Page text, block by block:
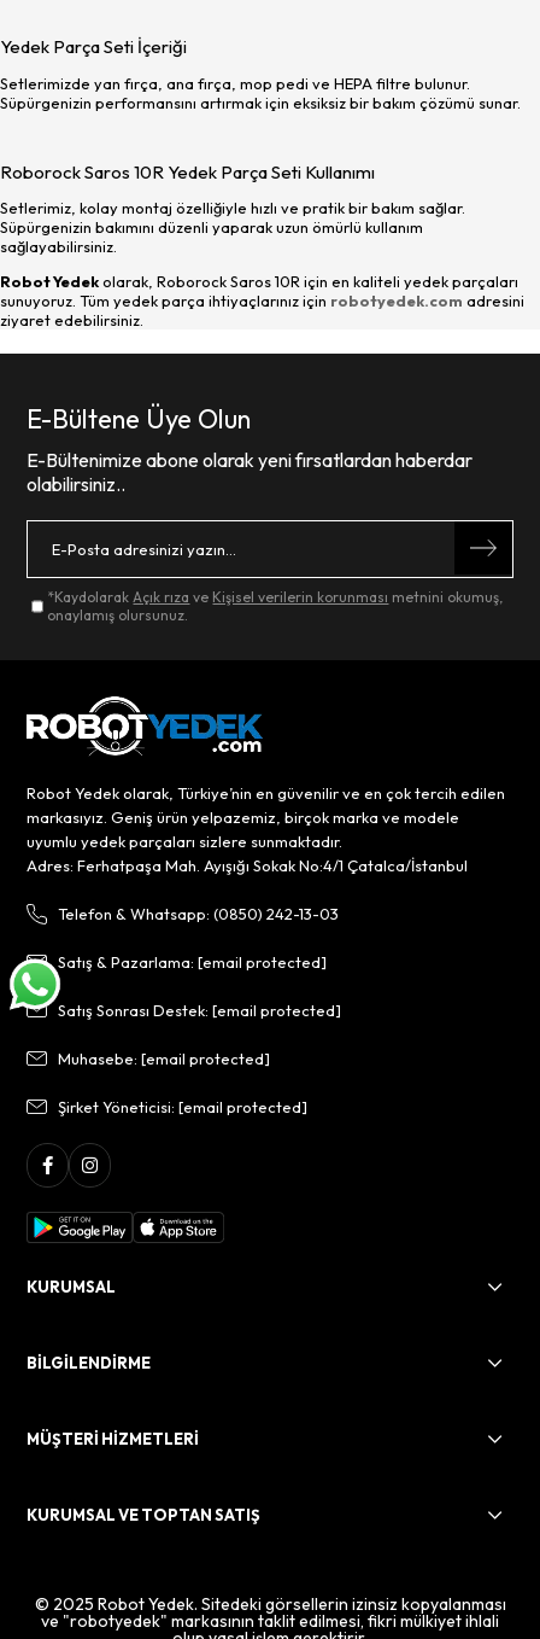
Yedek Parça Seti İçeriği
Setlerimizde yan fırça, ana fırça, mop pedi ve HEPA filtre bulunur.
Süpürgenizin performansını artırmak için eksiksiz bir bakım çözümü sunar.
Roborock Saros 10R Yedek Parça Seti Kullanımı
Setlerimiz, kolay montaj özelliğiyle hızlı ve pratik bir bakım sağlar.
Süpürgenizin bakımını düzenli yaparak uzun ömürlü kullanım
sağlayabilirsiniz.
Robot Yedekolarak, Roborock Saros 10R için en kaliteli yedek parçaları
sunuyoruz. Tüm yedek parça ihtiyaçlarınız için robotyedek.com adresini
ziyaret edebilirsiniz.
E-Bültene Üye Olun
E-Bültenimize abone olarak yeni fırsatlardan haberdar
olabilirsiniz..
*KaydolarakAçık rıza ve Kişisel verilerin korunması metnini okumuş,
onaylamış olursunuz.
Robot Yedek olarak, Türkiye’nin en güvenilir ve en çok tercih edilen
markasıyız. Geniş ürün yelpazemiz, birçok marka ve modele
uyumlu yedek parçaları sizlere sunmaktadır.
Adres: Ferhatpaşa Mah. Ayışığı Sokak No:4/1 Çatalca/İstanbul
Telefon & Whatsapp: (0850) 242-13-03
Satış & Pazarlama:[email protected]
Satış Sonrası Destek:[email protected]
Muhasebe:[email protected]
Şirket Yöneticisi:[email protected]
KURUMSAL
BİLGİLENDİRME
MÜŞTERİ HİZMETLERİ
KURUMSAL VE TOPTAN SATIŞ
© 2025 Robot Yedek. Sitedeki görsellerin izinsiz kopyalanması
ve "robotyedek" markasının taklit edilmesi, fikri mülkiyet ihlali